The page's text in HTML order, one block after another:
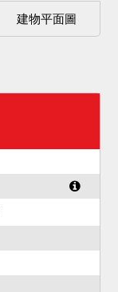
建物平面圖